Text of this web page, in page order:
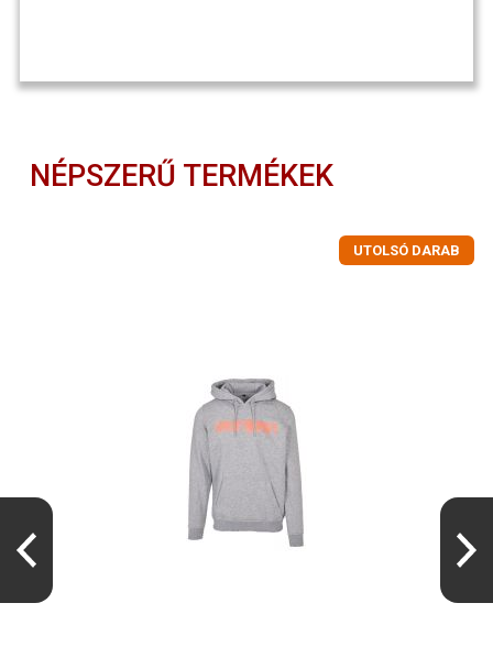
NÉPSZERŰ TERMÉKEK
UTOLSÓ DARAB